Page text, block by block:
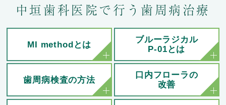
中垣歯科医院で行う歯周病治療
MI methodとは
ブルーラジカル
P-01とは
歯周病検査の方法
口内フローラの
改善